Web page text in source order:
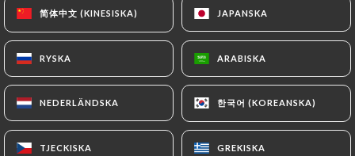
简体中文 (KINESISKA) JAPANSKA
RYSKA ARABISKA
NEDERLÄNDSKA 한국어 (KOREANSKA)
TJECKISKA GREKISKA
简体中文 (KINESISKA) JAPANSKA
RYSKA ARABISKA
NEDERLÄNDSKA 한국어 (KOREANSKA)
TJECKISKA GREKISKA